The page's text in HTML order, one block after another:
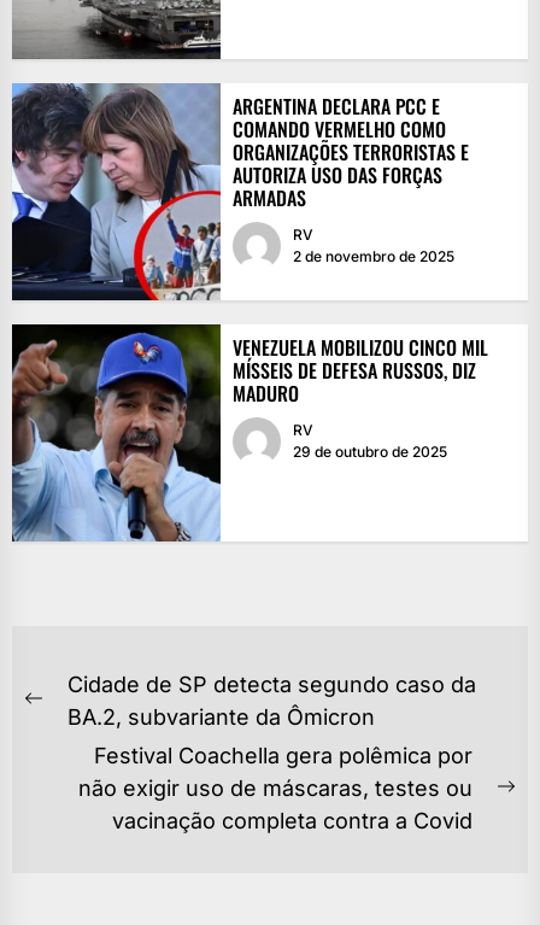
ARGENTINA DECLARA PCC E
COMANDO VERMELHO COMO
ORGANIZAÇÕES TERRORISTAS E
AUTORIZA USO DAS FORÇAS
ARMADAS
RV
2 de novembro de 2025
VENEZUELA MOBILIZOU CINCO MIL
MÍSSEIS DE DEFESA RUSSOS, DIZ
MADURO
RV
29 de outubro de 2025
NAVEGAÇÃO
DEPrevious
Cidade de SP detecta segundo caso da
BA.2, subvariante da Ômicron
Festival Coachella gera polêmica por
não exigir uso de máscaras, testes ou
vacinação completa contra a Covid